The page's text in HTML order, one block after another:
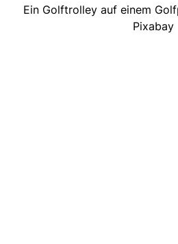
Ein Golftrolley auf einem
Pixabay